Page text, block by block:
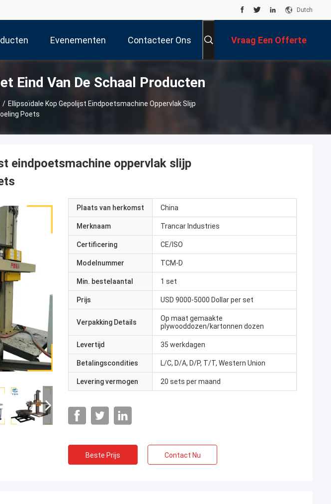
Dutch
Evenementen Contacteer Ons Vraag Een Offerte
Eind Van De Schaal Producten
/ Ellipsoïdale Kop Gepolijst Eindpoetsmachine Oppervlak Slijp
Poets
eindpoetsmachine oppervlak slijp
Plaats van herkomst China
Merknaam Trancar Industries
Certificering CE/ISO
Modelnummer TCM-D
Min. bestelaantal 1 set
Prijs USD 9000-5000 Dollar per set
Verpakking Details
Op maat gemaakte
plywooddozen/kartonnen dozen
Levertijd 35 werkdagen
Betalingscondities L/C, D/A, D/P, T/T, Western Union
Levering vermogen 20 sets per maand
Beste Prijs Contact Nu